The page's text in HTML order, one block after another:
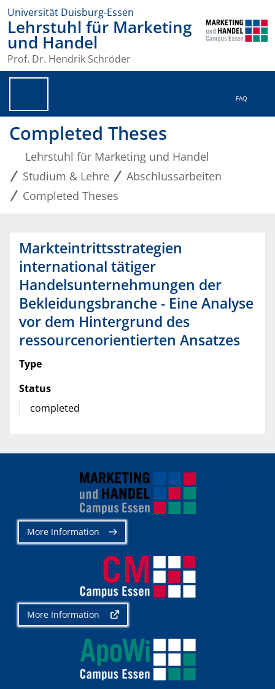
Universität Duisburg-Essen
Lehrstuhl für Marketing
und Handel
Prof. Dr. Hendrik Schröder
FAQ
Completed Theses
Lehrstuhl für Marketing und Handel
Studium & Lehre
Abschlussarbeiten
Completed Theses
Markteintrittsstrategien
international tätiger
Handelsunternehmungen der
Bekleidungsbranche - Eine Analyse
vor dem Hintergrund des
ressourcenorientierten Ansatzes
Type
Status
completed
More Information
More Information